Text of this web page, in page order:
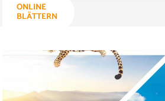
ONLINE
BLÄTTERN